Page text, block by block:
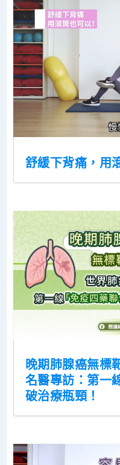
舒緩下背痛，用
晚期肺腺癌無標
名醫專訪：第一
破治療瓶頸！